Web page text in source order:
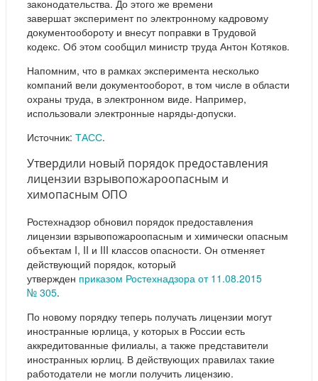
законодательства. До этого же времени
завершат эксперимент по электронному кадровому
документообороту и внесут поправки в Трудовой
кодекс. Об этом сообщил министр труда Антон Котяков.
Напомним, что в рамках эксперимента несколько
компаний вели документооборот, в том числе в области
охраны труда, в электронном виде. Например,
использовали электронные наряды-допуски.
Источник: ТАСС.
Утвердили новый порядок предоставления
лицензии взрывопожароопасным и
химопасным ОПО
Ростехнадзор обновил порядок предоставления
лицензии взрывопожароопасным и химически опасным
объектам I, II и III классов опасности. Он отменяет
действующий порядок, который
утвержден приказом Ростехнадзора от 11.08.2015
№ 305.
По новому порядку теперь получать лицензии могут
иностранные юрлица, у которых в России есть
аккредитованные филиалы, а также представители
иностранных юрлиц. В действующих правилах такие
работодатели не могли получить лицензию.